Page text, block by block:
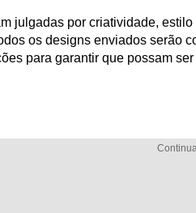
julgadas por criatividade,
os designs enviados serão
para garantir que possam